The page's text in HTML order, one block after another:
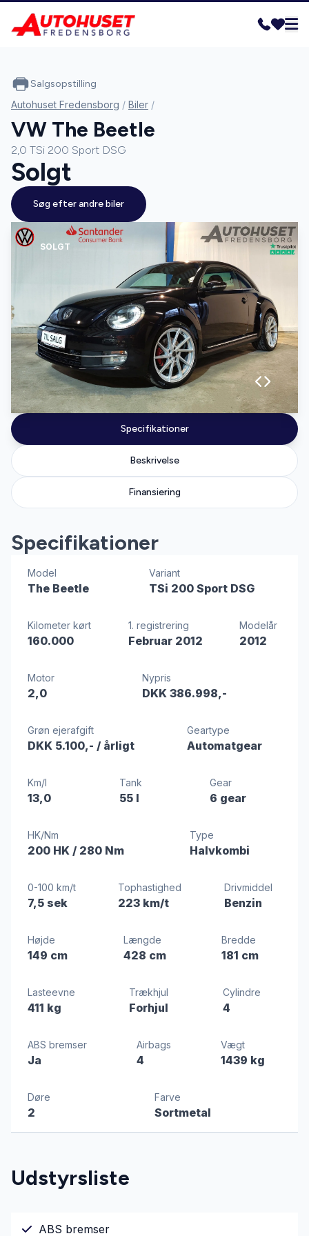
SOLGT
Specifikationer
Beskrivelse
Finansiering
Specifikationer
Model
The Beetle
Variant
TSi 200 Sport DSG
Kilometer kørt
160.000
1. registrering
Februar 2012
Modelår
2012
Motor
2,0
Nypris
DKK 386.998,-
Grøn ejerafgift
DKK 5.100,- / årligt
Geartype
Automatgear
Km/l
13,0
Tank
55 l
Gear
6 gear
HK/Nm
200 HK / 280 Nm
Type
Halvkombi
0-100 km/t
7,5 sek
Tophastighed
223 km/t
Drivmiddel
Benzin
Højde
149 cm
Længde
428 cm
Bredde
181 cm
Lasteevne
411 kg
Trækhjul
Forhjul
Cylindre
4
ABS bremser
Ja
Airbags
4
Vægt
1439 kg
Døre
2
Farve
Sortmetal
Udstyrsliste
ABS bremser
Salgsopstilling
Autohuset Fredensborg / Biler /
VW The Beetle
2,0 TSi 200 Sport DSG
Solgt
Søg efter andre biler